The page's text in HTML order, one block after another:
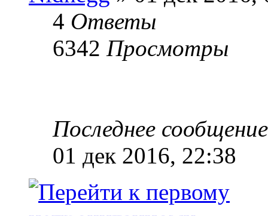
4 Ответы
6342 Просмотры
Последнее
01 дек 2016, 22:38